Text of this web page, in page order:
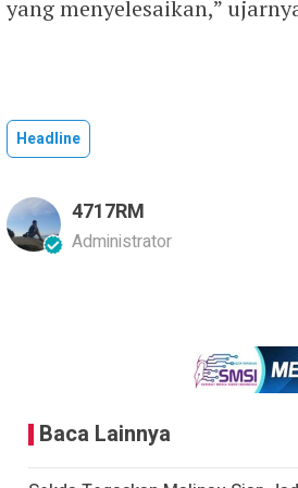
yang menyelesaikan,”
Headline
4717RM
Administrator
Baca Lainnya